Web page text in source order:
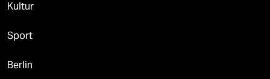
Kultur
Sport
Berlin